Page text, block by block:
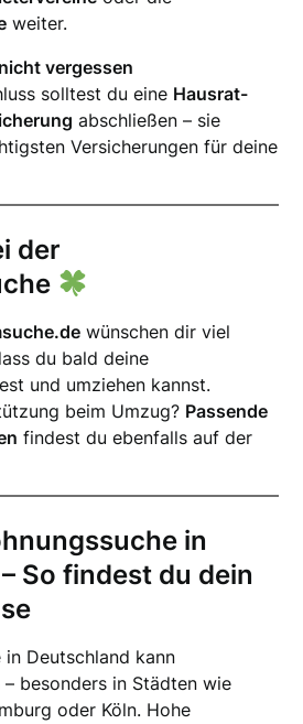
weiter.
vergessen
solltest du eine Hausrat-
abschließen – sie
Versicherungen für deine
der
wünschen dir viel
du bald deine
und umziehen kannst.
beim Umzug? Passende
findest du ebenfalls auf der
in
So findest du dein
in Deutschland kann
besonders in Städten wie
oder Köln. Hohe